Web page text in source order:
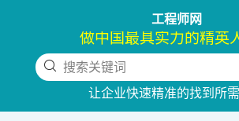
工程师网
做中国最具实力的精英
搜索关键词
让企业快速精准的找到所
下拉刷新